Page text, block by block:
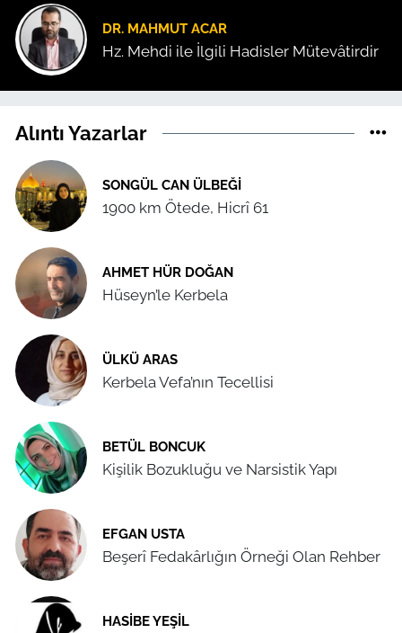
DR. MAHMUT ACAR
Hz. Mehdi ile İlgili Hadisler Mütevâtirdir
Alıntı Yazarlar
SONGÜL CAN ÜLBEĞI
1900 km Ötede, Hicrî 61
AHMET HÜR DOĞAN
Hüseyn’le Kerbela
ÜLKÜ ARAS
Kerbela Vefa’nın Tecellisi
BETÜL BONCUK
Kişilik Bozukluğu ve Narsistik Yapı
EFGAN USTA
Beşerî Fedakârlığın Örneği Olan Rehber
HASIBE YEŞIL